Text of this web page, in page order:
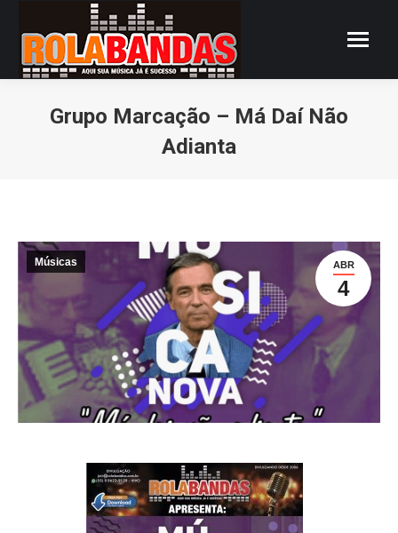
Grupo Marcação – Má Daí Não
Adianta
ABR
4
Músicas